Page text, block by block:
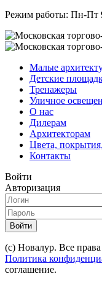
Режим работы: Пн-Пт
Малые
Детские
Тренажеры
Уличное
О нас
Дилерам
Архитекторам
Цвета,
Контакты
Войти
Авторизация
Войти
(с) Новалур. Все
Политика
соглашение.